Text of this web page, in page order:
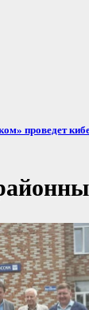
проведет